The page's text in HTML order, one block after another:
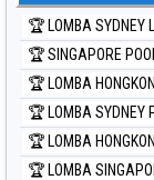
🏆 LOMBA SYDNEY
🏆 SINGAPORE
🏆 LOMBA
🏆 LOMBA SYDNEY
🏆 LOMBA
🏆 LOMBA